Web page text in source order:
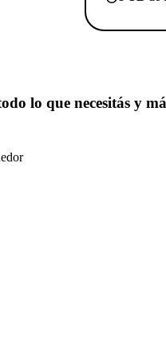
lo que necesitás y